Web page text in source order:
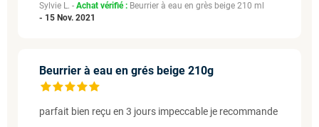
Sylvie L. - Achat vérifié : Beurrier à eau en grès beige 210 ml
- 15 Nov. 2021
Beurrier à eau en grés beige 210g
parfait bien reçu en 3 jours impeccable je recommande